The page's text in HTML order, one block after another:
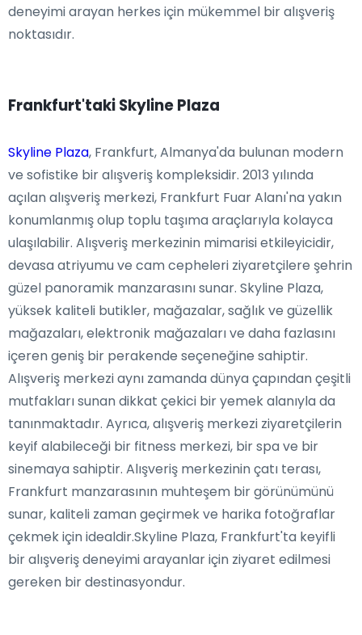
deneyimi arayan herkes için mükemmel bir alışveriş
noktasıdır.
Frankfurt'taki Skyline Plaza
Skyline Plaza, Frankfurt, Almanya'da bulunan modern
ve sofistike bir alışveriş kompleksidir. 2013 yılında
açılan alışveriş merkezi, Frankfurt Fuar Alanı'na yakın
konumlanmış olup toplu taşıma araçlarıyla kolayca
ulaşılabilir. Alışveriş merkezinin mimarisi etkileyicidir,
devasa atriyumu ve cam cepheleri ziyaretçilere şehrin
güzel panoramik manzarasını sunar. Skyline Plaza,
yüksek kaliteli butikler, mağazalar, sağlık ve güzellik
mağazaları, elektronik mağazaları ve daha fazlasını
içeren geniş bir perakende seçeneğine sahiptir.
Alışveriş merkezi aynı zamanda dünya çapından çeşitli
mutfakları sunan dikkat çekici bir yemek alanıyla da
tanınmaktadır. Ayrıca, alışveriş merkezi ziyaretçilerin
keyif alabileceği bir fitness merkezi, bir spa ve bir
sinemaya sahiptir. Alışveriş merkezinin çatı terası,
Frankfurt manzarasının muhteşem bir görünümünü
sunar, kaliteli zaman geçirmek ve harika fotoğraflar
çekmek için idealdir.Skyline Plaza, Frankfurt'ta keyifli
bir alışveriş deneyimi arayanlar için ziyaret edilmesi
gereken bir destinasyondur.